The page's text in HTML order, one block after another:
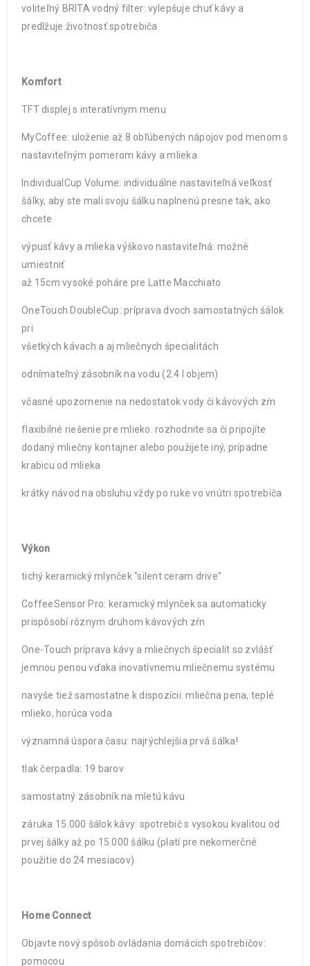
voliteľný BRITA vodný filter: vylepšuje chuť kávy a
predlžuje životnosť spotrebiča
Komfort
TFT displej s interatívnym menu
MyCoffee: uloženie až 8 obľúbených nápojov pod menom s
nastaviteľným pomerom kávy a mlieka
IndividualCup Volume: individuálne nastaviteľná veľkosť
šálky, aby ste mali svoju šálku naplnenú presne tak, ako
chcete
výpusť kávy a mlieka výškovo nastaviteľná: možné
umiestniť
až 15cm vysoké poháre pre Latte Macchiato
OneTouch DoubleCup: príprava dvoch samostatných šálok
pri
všetkých kávach a aj mliečnych špecialitách
odnímateľný zásobník na vodu (2.4 l objem)
včasné upozornenie na nedostatok vody či kávových zŕn
flaxibilné riešenie pre mlieko: rozhodnite sa či pripojíte
dodaný mliečny kontajner alebo použijete iný, prípadne
krabicu od mlieka
krátky návod na obsluhu vždy po ruke vo vnútri spotrebiča
Výkon
tichý keramický mlynček "silent ceram drive"
CoffeeSensor Pro: keramický mlynček sa automaticky
prispôsobí rôznym druhom kávových zŕn
One-Touch príprava kávy a mliečnych špecialít so zvlášť
jemnou penou vďaka inovatívnemu mliečnemu systému
navyše tiež samostatne k dispozícii: mliečna pena, teplé
mlieko, horúca voda
významná úspora času: najrýchlejšia prvá šálka!
tlak čerpadla: 19 barov
samostatný zásobník na mletú kávu
záruka 15.000 šálok kávy: spotrebič s vysokou kvalitou od
prvej šálky až po 15.000 šálku (platí pre nekomerčné
použitie do 24 mesiacov)
Home Connect
Objavte nový spôsob ovládania domácich spotrebičov:
pomocou